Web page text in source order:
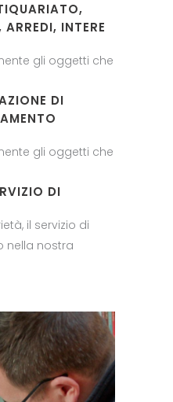
INTERE
gli oggetti che
DI
gli oggetti che
DI
il servizio di
nella nostra